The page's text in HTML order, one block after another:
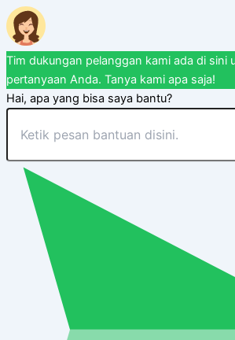
Tim dukungan pelanggan kami ada di sini
pertanyaan Anda. Tanya kami apa saja!
Hai, apa yang bisa saya bantu?